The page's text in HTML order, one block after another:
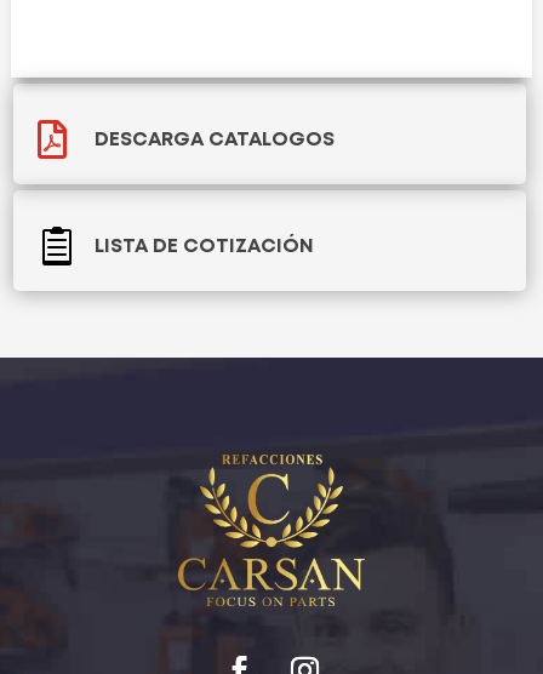
 DESCARGA CATALOGOS
 LISTA DE COTIZACIÓN